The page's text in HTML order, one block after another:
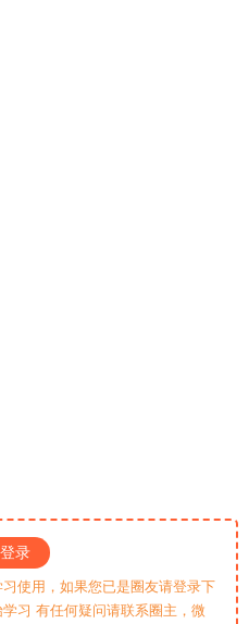
登录
使用，如果您已是圈友请登录下
习 有任何疑问请联系圈主，微